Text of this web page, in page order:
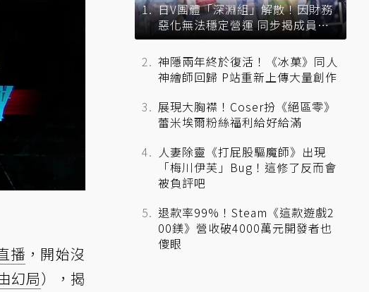
播 ，開始沒
幻局），揭
日V團體「深淵組」解散！因財務
惡化無法穩定營運 同步揭成員未
來去向
神隱兩年終於復活！《冰菓》同人
神繪師回歸 P站重新上傳大量創作
展現大胸襟！Coser扮《絕區零》
蕾米埃爾粉絲福利給好給滿
人妻除靈《打屁股驅魔師》出現
「梅川伊芙」Bug！這修了反而會
被負評吧
退款率99%！Steam《這款遊戲2
00鎂》營收破4000萬元開發者也
傻眼